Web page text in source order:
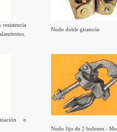
Nudo doble giratorio
o
Nudo fijo de 2 bulones -